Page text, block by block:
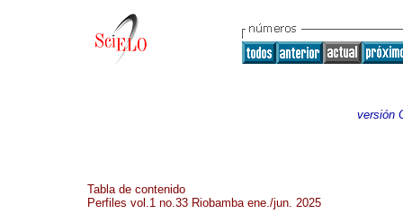
versión
Tabla de contenido
Perfiles vol.1 no.33 Riobamba ene./jun. 2025